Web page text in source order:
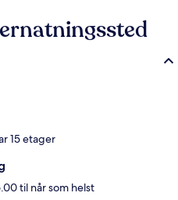
15 etager
til når som helst